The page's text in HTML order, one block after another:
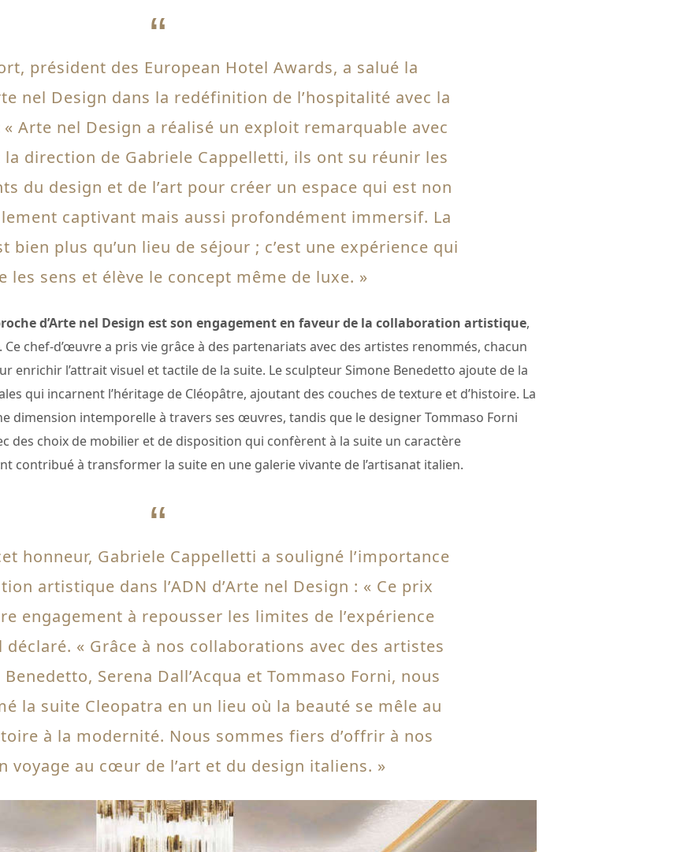
président des European Hotel Awards, a salué la
nel Design dans la redéfinition de l’hospitalité avec la
Arte nel Design a réalisé un exploit remarquable avec
la direction de Gabriele Cappelletti, ils ont su réunir les
du design et de l’art pour créer un espace qui est non
captivant mais aussi profondément immersif. La
bien plus qu’un lieu de séjour ; c’est une expérience qui
les sens et élève le concept même de luxe. »
d’Arte nel Design est son engagement en faveur de la collaboration artistique,
chef-d’œuvre a pris vie grâce à des partenariats avec des artistes renommés, chacun
l’attrait visuel et tactile de la suite. Le sculpteur Simone Benedetto ajoute de la
qui incarnent l’héritage de Cléopâtre, ajoutant des couches de texture et d’histoire. La
dimension intemporelle à travers ses œuvres, tandis que le designer Tommaso Forni
des choix de mobilier et de disposition qui confèrent à la suite un caractère
contribué à transformer la suite en une galerie vivante de l’artisanat italien.
honneur, Gabriele Cappelletti a souligné l’importance
artistique dans l’ADN d’Arte nel Design : « Ce prix
engagement à repousser les limites de l’expérience
« Grâce à nos collaborations avec des artistes
Serena Dall’Acqua et Tommaso Forni, nous
la suite Cleopatra en un lieu où la beauté se mêle au
à la modernité. Nous sommes fiers d’offrir à nos
voyage au cœur de l’art et du design italiens. »